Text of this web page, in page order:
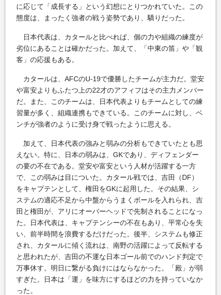
に応じて「成長する」という幻想にとりつかれていた。この
態度は、まったく強者の戦う姿勢であり、驕りだった。
日本代表は、カタールと比べれば、個の力や組織の練度が
劣位にあることは確かだった。加えて、「中東の笛」や「観
客」の応援もある。
カタールは、AFCのU-19で優勝したチームが主力だ。堂安
や富安よりもふたつ上の22才のアフィフはその主力メンバー
だ。また、このチームは、日本代表よりもチームとしての練
習量が多く、組織連携もできている。このチームに対し、ベ
ンチが強者のように受け身で戦ったように思える。
加えて、日本代表の強みと弱みの分析もできていたとも思
えない。特に、日本の弱みは、GKであり、ディフェンダー
の要の不在である。堂安や富安という人材が活躍する一方
で、この弱みは目についた。カタール戦では、吉田（DF）
をキャプテンとして、権田をGKに起用した。その結果、シ
ステムの適応不足から中盤からうまくボールを入れられ、吉
田と権田が、アリにオーバーヘッドで先制されることになっ
た。日本代表は、キャプテンシーの不在もあり、平常心を失
い、前半時間を浪費するだけだった。後半、システムも修正
され、カタールに傾く流れは、南野の活躍によって反転する
と思われたが、吉田の不運な日本ゴール前でのハンド判定で
万事休す。明日に繋がる負けにはならなかった。「殿」が弱
すぎた。日本は「運」を味方にするほどの力を持っていなか
った。